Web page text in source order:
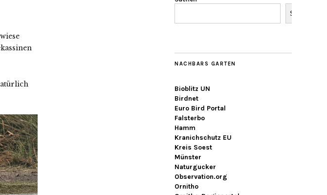
Suchen
NACHBARS GARTEN
Bioblitz UN
Birdnet
Euro Bird Portal
Falsterbo
Hamm
Kranichschutz EU
Kreis Soest
Münster
Naturgucker
Observation.org
Ornitho